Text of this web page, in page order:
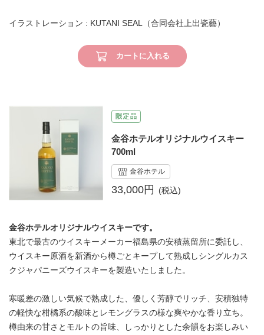
イラストレーション : KUTANI SEAL（合同会社上出瓷藝）
カートに入れる
金谷ホテルオリジナルウイスキー
700ml
金谷ホテル
33,000円
金谷ホテルオリジナルウイスキーです。
東北で最古のウイスキーメーカー福島県の安積蒸留所に委託し、
ウイスキー原酒を新酒から樽ごとキープして熟成しシングルカス
クジャパニーズウイスキーを製造いたしました。
寒暖差の激しい気候で熟成した、優しく芳醇でリッチ、安積独特
の軽快な柑橘系の酸味とレモングラスの様な爽やかな香り立ち。
樽由来の甘さとモルトの旨味、しっかりとした余韻をお楽しみい